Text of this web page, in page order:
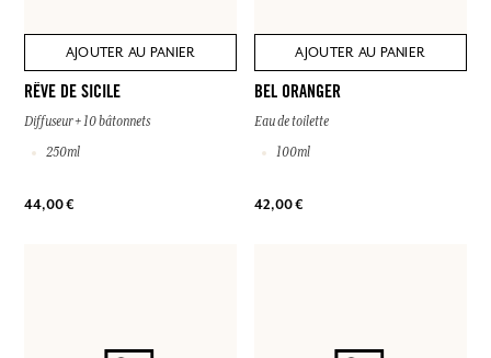
AJOUTER AU PANIER
RÊVE DE SICILE
Diffuseur + 10 bâtonnets
250ml
44,00 €
AJOUTER AU PANIER
BEL ORANGER
Eau de toilette
100ml
42,00 €